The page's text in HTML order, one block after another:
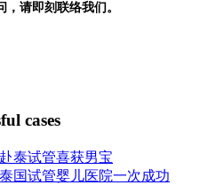
请即刻联络我们。
cases
泰试管喜获男宝
国试管婴儿医院一次成功